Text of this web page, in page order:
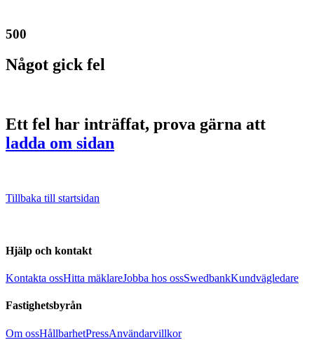
500
Något gick fel
Ett fel har inträffat, prova gärna att
ladda om sidan
Tillbaka till startsidan
Hjälp och kontakt
Kontakta ossHitta mäklareJobba hos ossSwedbankKundvägledare
Fastighetsbyrån
Om ossHållbarhetPressAnvändarvillkor